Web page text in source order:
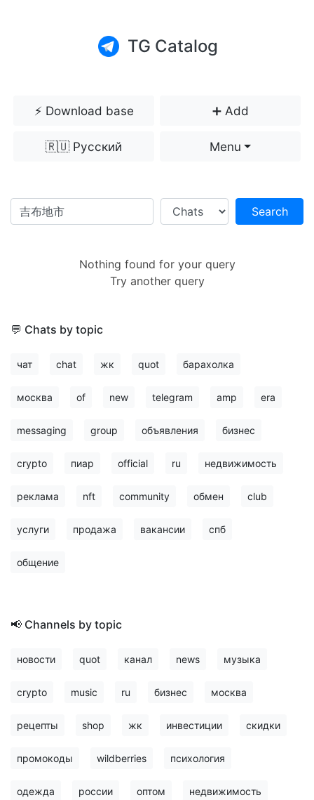
TG Catalog
⚡️ Download base ➕ Add
🇷🇺 Русский Menu
Search
Nothing found for your query
Try another query
💬 Chats by topic
чат chat жк quot барахолка
москва of new telegram amp era
messaging group объявления бизнес
crypto пиар official ru недвижимость
реклама nft community обмен club
услуги продажа вакансии спб
общение
📢 Channels by topic
новости quot канал news музыка
crypto music ru бизнес москва
рецепты shop жк инвестиции скидки
промокоды wildberries психология
одежда россии оптом недвижимость